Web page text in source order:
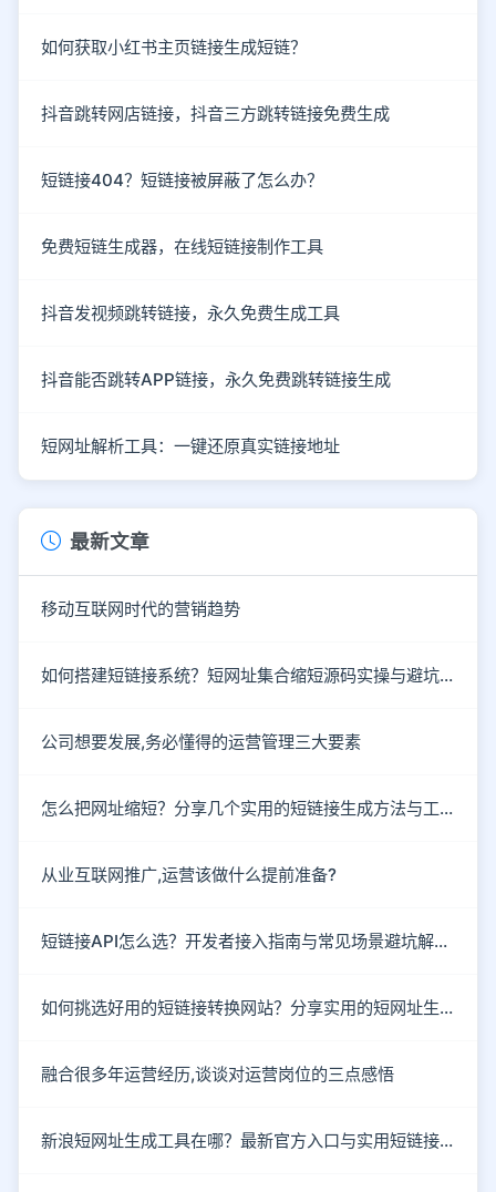
如何获取小红书主页链接生成短链？
抖音跳转网店链接，抖音三方跳转链接免费生成
短链接404？短链接被屏蔽了怎么办？
免费短链生成器，在线短链接制作工具
抖音发视频跳转链接，永久免费生成工具
抖音能否跳转APP链接，永久免费跳转链接生成
短网址解析工具：一键还原真实链接地址
最新文章
移动互联网时代的营销趋势
如何搭建短链接系统？短网址集合缩短源码实操与避坑指南
公司想要发展,务必懂得的运营管理三大要素
怎么把网址缩短？分享几个实用的短链接生成方法与工具
从业互联网推广,运营该做什么提前准备?
短链接API怎么选？开发者接入指南与常见场景避坑解析。
如何挑选好用的短链接转换网站？分享实用的短网址生成技巧。
融合很多年运营经历,谈谈对运营岗位的三点感悟
新浪短网址生成工具在哪？最新官方入口与实用短链接工具盘点